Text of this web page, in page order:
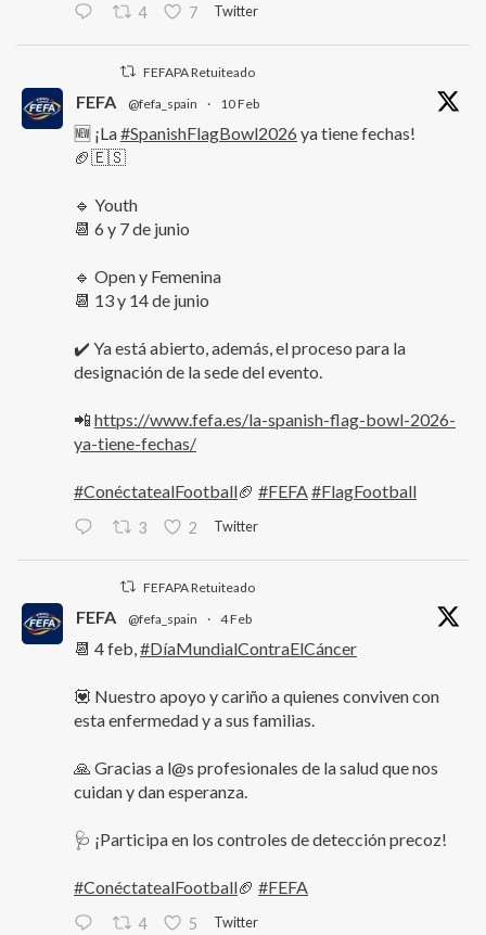
4 7 Twitter
FEFAPA Retuiteado
FEFA @fefa_spain · 10 Feb
🆕 ¡La#SpanishFlagBowl2026 ya tiene fechas!
🏈🇪🇸
🔹 Youth
📆 6 y 7 de junio
🔹 Open y Femenina
📆 13 y 14 de junio
✔️ Ya está abierto, además, el proceso para la
designación de la sede del evento.
📲 https://www.fefa.es/la-spanish-flag-bowl-2026-
ya-tiene-fechas/
#ConéctatealFootball🏈 #FEFA#FlagFootball
3 2 Twitter
FEFAPA Retuiteado
FEFA @fefa_spain · 4 Feb
📆 4 feb,#DíaMundialContraElCáncer
💟 Nuestro apoyo y cariño a quienes conviven con
esta enfermedad y a sus familias.
🙏 Gracias a l@s profesionales de la salud que nos
cuidan y dan esperanza.
🩺 ¡Participa en los controles de detección precoz!
#ConéctatealFootball🏈 #FEFA
4 5 Twitter